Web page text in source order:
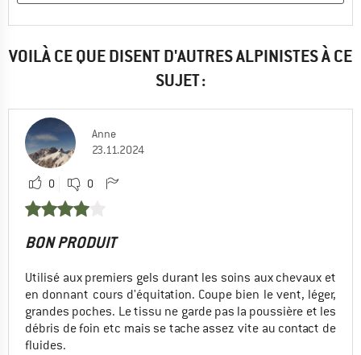
VOILÀ CE QUE DISENT D'AUTRES ALPINISTES À CE
SUJET :
Anne
23.11.2024
0 0
BON PRODUIT
Utilisé aux premiers gels durant les soins aux chevaux et
en donnant cours d'équitation. Coupe bien le vent, léger,
grandes poches. Le tissu ne garde pas la poussière et les
débris de foin etc mais se tache assez vite au contact de
fluides.